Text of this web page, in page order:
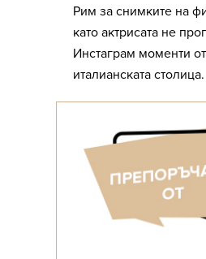
Рим за снимките на
като актрисата не
Инстаграм моменти
италианската столица.